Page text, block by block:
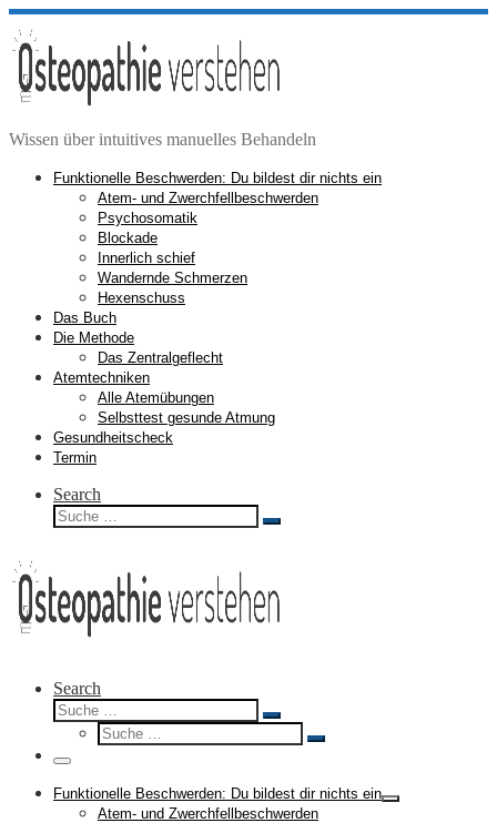
Zum
Inhalt
springen
Wissen über intuitives manuelles Behandeln
Funktionelle Beschwerden: Du bildest dir nichts ein
Atem- und Zwerchfellbeschwerden
Psychosomatik
Blockade
Innerlich schief
Wandernde Schmerzen
Hexenschuss
Das Buch
Die Methode
Das Zentralgeflecht
Atemtechniken
Alle Atemübungen
Selbsttest gesunde Atmung
Gesundheitscheck
Termin
Search
Suche
Suche
Search
Suche
Suche
…
Suche
Suche
Menü
Funktionelle Beschwerden: Du bildest dir nichts ein
Atem- und Zwerchfellbeschwerden